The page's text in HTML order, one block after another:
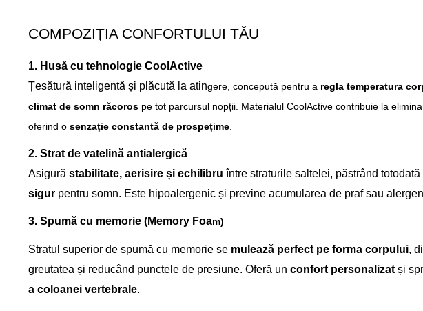
COMPOZIȚIA CONFORTULUI TĂU
1. Husă cu tehnologie CoolActive
Țesătură inteligentă și plăcută la atingere, concepută pentru a regla temperatura
climat de somn răcoros pe tot parcursul nopții. Materialul CoolActive contribuie la
oferind o senzație constantă de prospețime
2. Strat de vatelină antialergică
Asigură stabilitate, aerisire și echilibru între straturile saltelei, păstrând totodată
sigur pentru somn. Este hipoalergenic și previne acumularea de praf sau
3. Spumă cu memorie (Memory Foam)
Stratul superior de spumă cu memorie se mulează perfect pe forma corpului,
greutatea și reducând punctele de presiune. Oferă un confort personalizat și
a coloanei vertebrale.